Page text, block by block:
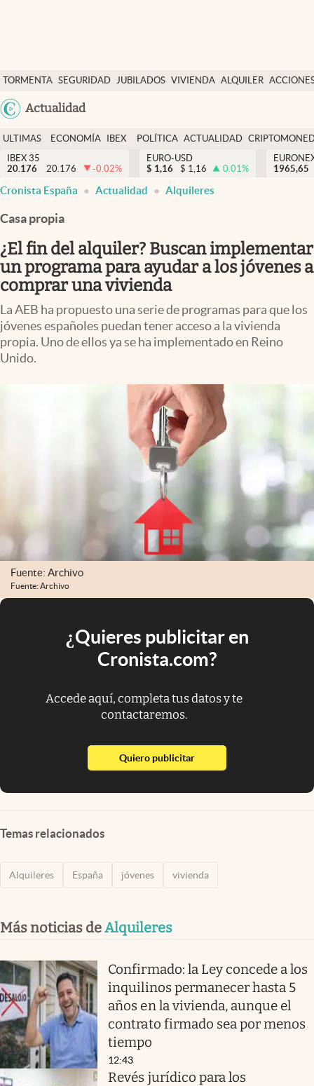
TORMENTA SEGURIDAD JUBILADOS VIVIENDA ALQUILER
USA
Actualidad
Economía y finanzas
Política
Actualidad
Criptomonedas
España
ULTIMAS
NOTICIAS
ECONOMÍA
FINANZAS
IBEX
EURO
POLÍTICA ACTUALIDAD
IBEX 35
20.176
20.176 -0.02%
EURO-USD
$ 1,16 $ 1,16 0.01%
1965,65
Cronista España Actualidad Alquileres
Casa propia
¿El fin del alquiler? Buscan implementar
un programa para ayudar a los jóvenes a
comprar una vivienda
La AEB ha propuesto una serie de programas para que los
jóvenes españoles puedan tener acceso a la vivienda
propia. Uno de ellos ya se ha implementado en Reino
Unido.
Fuente: Archivo
Fuente: Archivo
¿Quieres publicitar en
Cronista.com?
Accede aquí, completa tus datos y te
contactaremos.
Quiero publicitarabre en nueva pestaña
Temas relacionados
Alquileres España jóvenes vivienda
Más noticias deAlquileres
Confirmado: la Ley concede a los
inquilinos permanecer hasta 5
años en la vivienda, aunque el
contrato firmado sea por menos
tiempo
12:43
Revés jurídico para los